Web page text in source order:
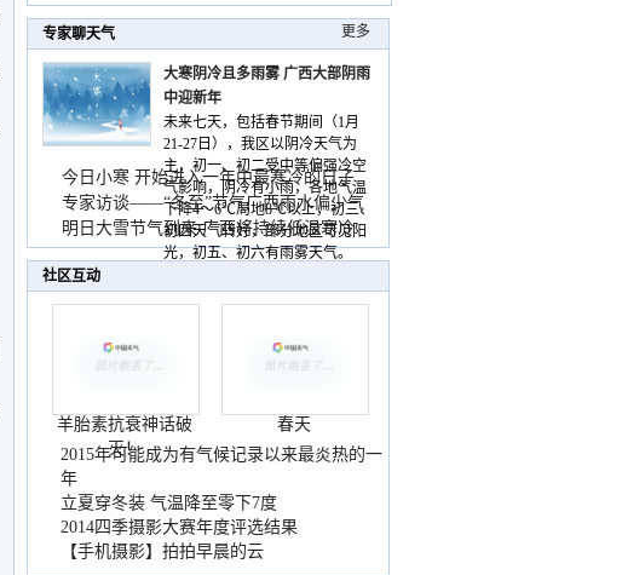
持
专家聊天气 更多
大寒阴冷且多雨雾 广西大部阴雨
中迎新年
未来七天，包括春节期间（1月
21-27日），我区以阴冷天气为
主，初一、初二受中等偏强冷空
气影响，阴冷有小雨，各地气温
下降4～6℃局地8℃以上，初三、
初四天气转好，部分地区可见阳
光，初五、初六有雨雾天气。
今日小寒 开始进入一年中最寒冷的日子
专家访谈——“冬至”节气广西雨水偏少气
温低
明日大雪节气到来 广西将持续低温寒冷
天气
社区互动
羊胎素抗衰神话破
灭！
春天
2015年可能成为有气候记录以来最炎热的一
年
立夏穿冬装 气温降至零下7度
2014四季摄影大赛年度评选结果
【手机摄影】拍拍早晨的云